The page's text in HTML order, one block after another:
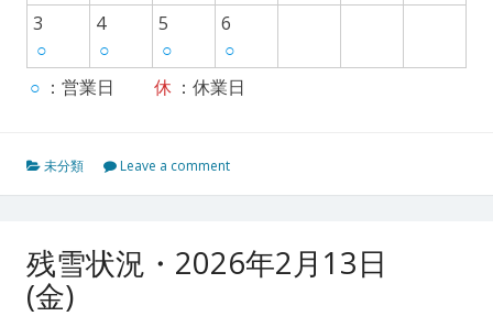
3
○
4
○
5
○
6
○
○ ：営業日 休 ：休業日
未分類 Leave a comment
残雪状況・2026年2月13日
(金)